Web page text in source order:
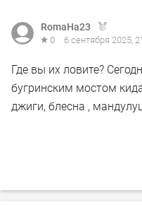
RomaHa23
0 6 сентября 2025,
Где вы их ловите?
бугринским мостом
джиги, блесна ,